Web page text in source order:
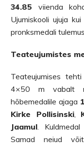
34.85 viienda
Ujumiskooli ujuja kui
pronksmedali
Teateujumistes
Teateujumises
4×50 m vabalt
hõbemedalile ajaga
Kirke Pollisinski,
Jaamul.
Samad neiud